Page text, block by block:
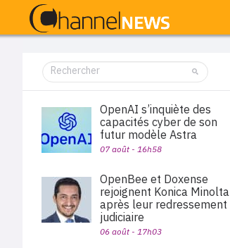
OpenAI s’inquiète des
capacités cyber de son
futur modèle Astra
07 août - 16h58
OpenBee et Doxense
rejoignent Konica Minolta
après leur redressement
judiciaire
06 août - 17h03